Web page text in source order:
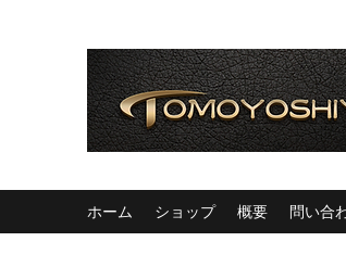
ホーム ショップ 概要 問い合